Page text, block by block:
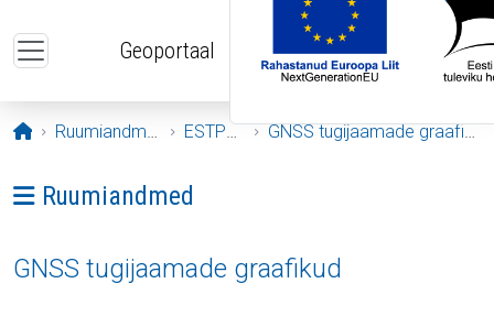
Geoportaal
Avaleht
Ruumiandmed ESTPOS GNSS tugijaamade graafikud
Ava menüü: Ruumiandmed
Ruumiandmed
GNSS tugijaamade graafikud